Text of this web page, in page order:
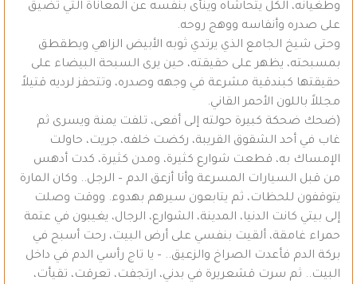
وطغيانه، الكل يتحاشاه وينأى بنفسه عن المعاناة التي تضيق
على صدره وأنفاسه ووهج روحه.
وحتى شيخ الجامع الذي يرتدي ثوبه الأبيض الزاهي ويطقطق
بمسبحته، يظهر على حقيقته، حين يرى السبحة البيضاء على
حقيقتها كبندقية مشرعة في وجهه وصدره، وتتحفز لرديه قتيلاً
مجللاً باللون الأحمر القاني.
(ضحك ضحكة كبيرة حولته إلى أفعى، تلفت يمنة ويسرى ثم
غاب في أحد الشقوق القريبة، ركضت خلفه، جريت، حاولت
الإمساك به، قطعت شوارع كثيرة، ومدن كثيرة، كدت أدهس
من قبل السيارات المسرعة وأنا أزعق الدم – الرجل.. وكان المارة
يتوقفون للحظات، ثم يتابعون سيرهم بهدوء. ووقت وصلت
إلى بيتي كانت الدنيا، المدينة، الشوارع، الرجال، يغيبون في عتمة
حمراء غامقة، ألقيت بنفسي على أرض البيت، رحت أسبح في
بركة الدم فأعدت الصراخ والزعيق.. – يا تاج رأسي الدم في داخل
البيت.. ثم سرت قشعريرة في بدني، ارتجفت، تعرقت، تقيأت،